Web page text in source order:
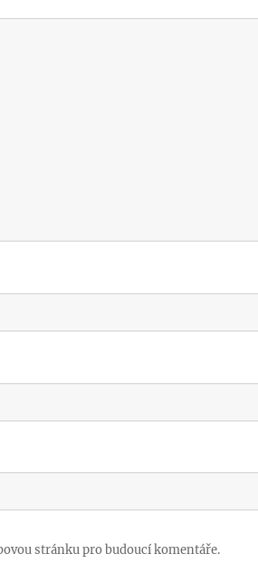
stránku pro budoucí komentáře.